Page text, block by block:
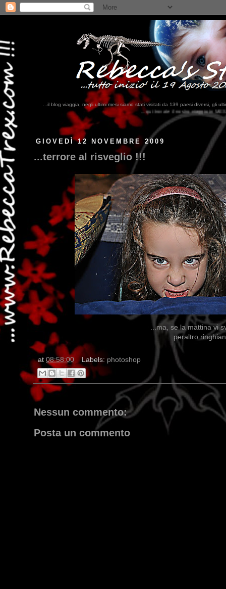
...il blog viaggia, negli ultimi mesi siamo stati visitati da 139 paesi diversi, gli
...qui trovate il nostro viaggio in MESSICO 2023...clikka qui !!!
GIOVEDÌ 12 NOVEMBRE 2009
...terrore al risveglio !!!
...ma, se la mattina vi
...peraltro
at 08:58:00 Labels: photoshop
Nessun commento:
Posta un commento